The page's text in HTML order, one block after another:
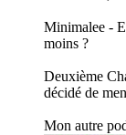
Minimalee -
moins ?
Deuxième
décidé de
Mon autre